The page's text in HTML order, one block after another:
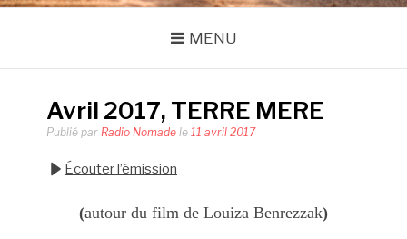
MENU
Avril 2017, TERRE MERE
Publié par Radio Nomadele 11 avril 2017
Écouter l’émission
(autour du film de Louiza Benrezzak)